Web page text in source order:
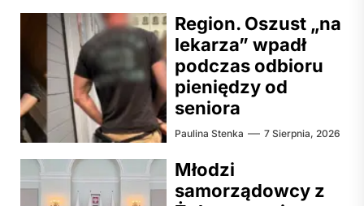
Region. Oszust „na
lekarza” wpadł
podczas odbioru
pieniędzy od
seniora
Paulina Stenka 7 Sierpnia, 2026
Młodzi
samorządowcy z